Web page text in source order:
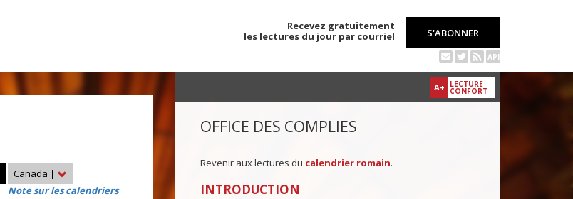
Recevez gratuitement
les lectures du jour par courriel
S'ABONNER
API
Canada |
Note sur les calendriers
A+ LECTURE
CONFORT
OFFICE DES COMPLIES
Revenir aux lectures du calendrier romain.
INTRODUCTION